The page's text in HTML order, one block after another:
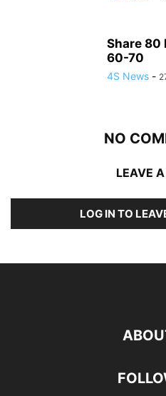
Share 80
60-70
4S News -
NO
LEAVE
LOG IN TO